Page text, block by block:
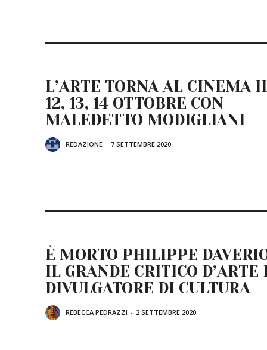
L’ARTE TORNA AL CINEMA
12, 13, 14 OTTOBRE CON
MALEDETTO MODIGLIANI
REDAZIONE - 7 SETTEMBRE 2020
È MORTO PHILIPPE
IL GRANDE CRITICO D’ARTE
DIVULGATORE DI CULTURA
REBECCA PEDRAZZI - 2 SETTEMBRE 2020